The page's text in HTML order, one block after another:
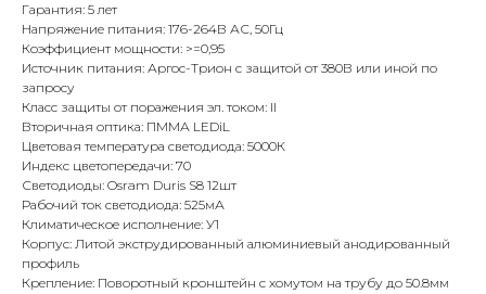
Гарантия: 5 лет
Напряжение питания: 176-264В АС, 50Гц
Коэффициент мощности: >=0,95
Источник питания: Аргос-Трион с защитой от 380В или иной по
запросу
Класс защиты от поражения эл. током: II
Вторичная оптика: ПММА LEDiL
Цветовая температура светодиода: 5000К
Индекс цветопередачи: 70
Светодиоды: Osram Duris S8 12шт
Рабочий ток светодиода: 525мА
Климатическое исполнение: У1
Корпус: Литой экструдированный алюминиевый анодированный
профиль
Крепление: Поворотный кронштейн с хомутом на трубу до 50.8мм